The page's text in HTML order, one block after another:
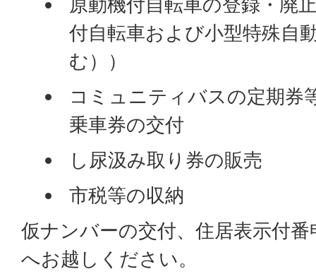
付自転車および小型特殊自
む））
コミュニティバスの定期券
乗車券の交付
し尿汲み取り券の販売
市税等の収納
仮ナンバーの交付、住居表示付
へお越しください。